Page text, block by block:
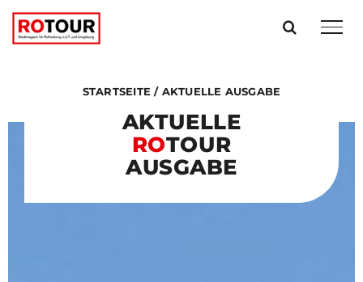
Zum
Inhalt
STARTSEITE / AKTUELLE AUSGABE
AKTUELLE
ROTOUR
AUSGABE